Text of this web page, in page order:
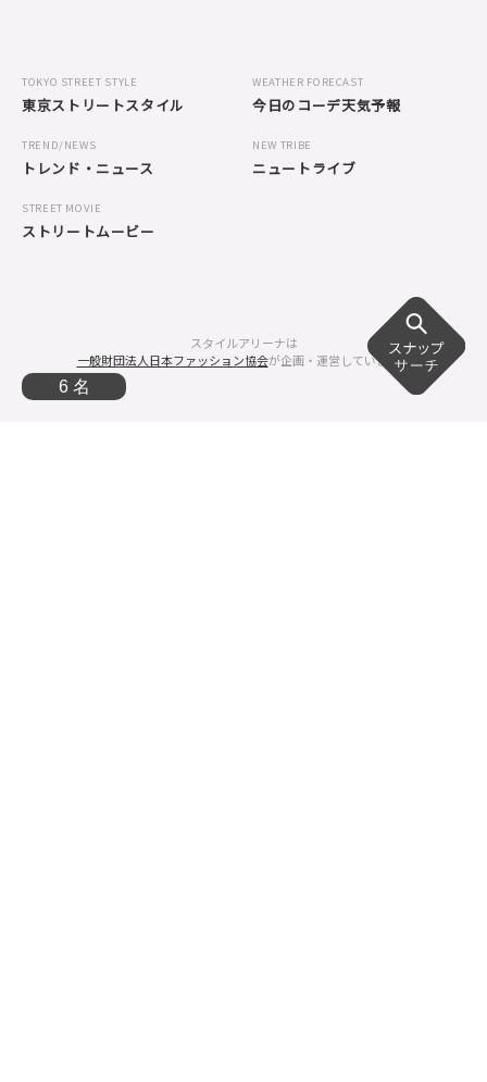
6 名
TOKYO STREET STYLE
東京ストリートスタイル
WEATHER FORECAST
今日のコーデ天気予報
TREND/NEWS
トレンド・ニュース
NEW TRIBE
ニュートライブ
STREET MOVIE
ストリートムービー
スタイルアリーナは
一般財団法人日本ファッション協会が企画・運営しています。